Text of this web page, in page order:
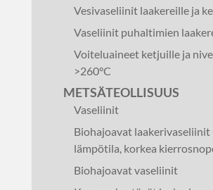
Vesivaseliinit laakereille ja
Vaseliinit puhaltimien
Voiteluaineet ketjuille ja
>260°C
METSÄTEOLLISUUS
Vaseliinit
Biohajoavat laakerivaseliinit
lämpötila, korkea
Biohajoavat vaseliinit